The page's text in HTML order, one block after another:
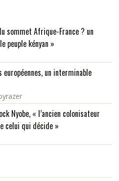
sommet Afrique-France ? un
peuple kényan »
un interminable
Nyobe, « l’ancien colonisateur
celui qui décide »